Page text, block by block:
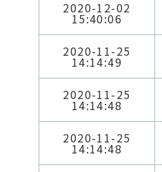
2020-12-02
15:40:06
2020-11-25
14:14:49
2020-11-25
14:14:48
2020-11-25
14:14:48